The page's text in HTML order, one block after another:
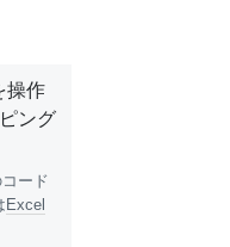
操作
ング
ード
Excel